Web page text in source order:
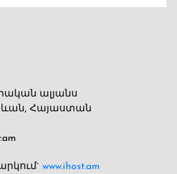
ալյանս
Հայաստան
www.ihost.am